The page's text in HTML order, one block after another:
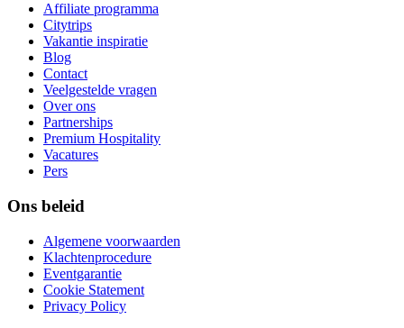
Affiliate programma
Citytrips
Vakantie inspiratie
Blog
Contact
Veelgestelde vragen
Over ons
Partnerships
Premium Hospitality
Vacatures
Pers
Ons beleid
Algemene voorwaarden
Klachtenprocedure
Eventgarantie
Cookie Statement
Privacy Policy